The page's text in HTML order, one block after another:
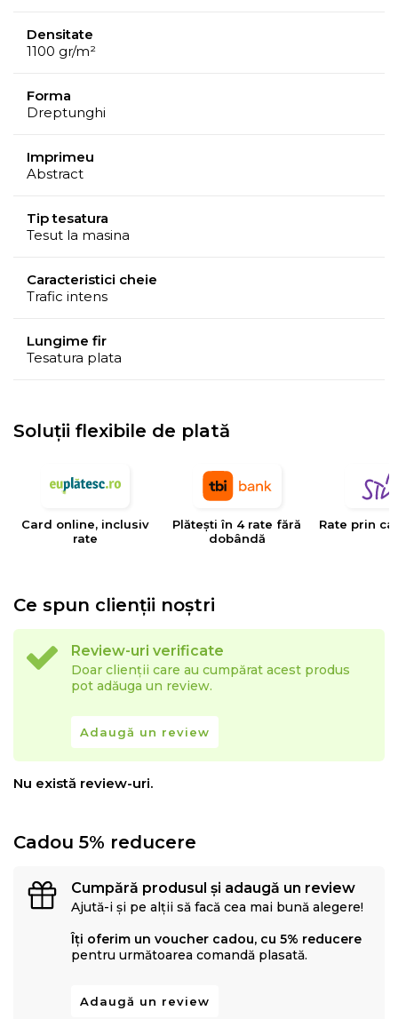
Densitate
1100 gr/m²
Forma
Dreptunghi
Imprimeu
Abstract
Tip tesatura
Tesut la masina
Caracteristici cheie
Trafic intens
Lungime fir
Tesatura plata
Soluții flexibile de plată
Card online, inclusiv
rate
Plătești în 4 rate fără
dobândă
Rate prin
Ce spun clienții noștri
Review-uri verificate
Doar clienții care au cumpărat acest produs
pot adăuga un review.
Adaugă un review
Nu există review-uri.
Cadou 5% reducere
Cumpără produsul și adaugă un review
Ajută-i și pe alții să facă cea mai bună alegere!
Îți oferim un voucher cadou, cu 5% reducere
pentru următoarea comandă plasată.
Adaugă un review